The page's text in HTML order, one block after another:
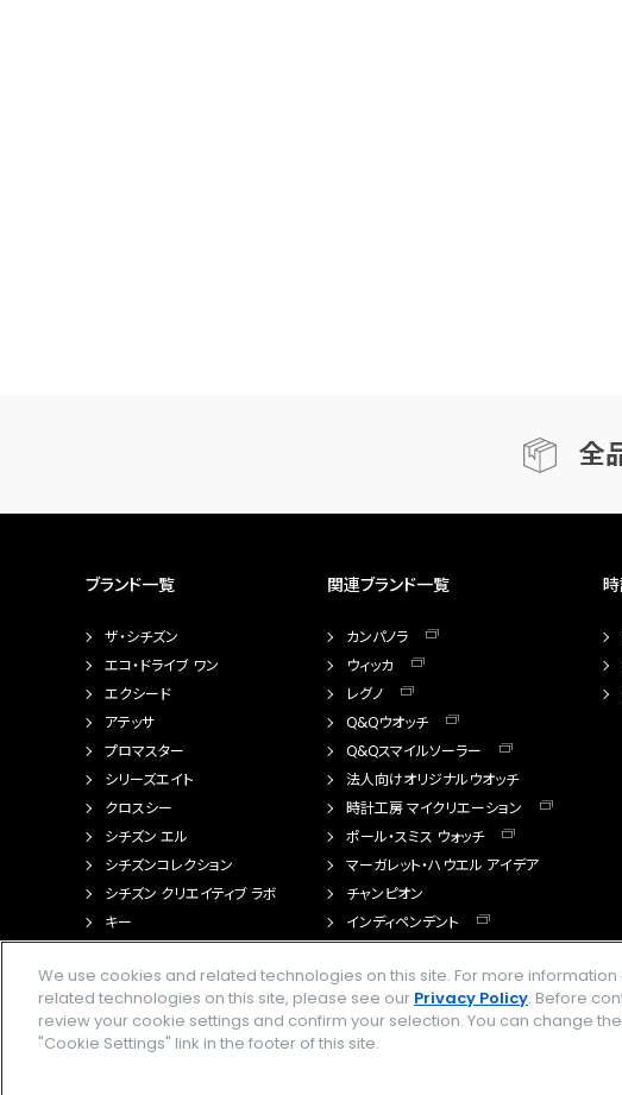
全
ブランド一覧
ザ・シチズン
エコ・ドライブ ワン
エクシード
アテッサ
プロマスター
シリーズエイト
クロスシー
シチズン エル
シチズンコレクション
シチズン クリエイティブ ラボ
キー
関連ブランド一覧
カンパノラ
ウィッカ
レグノ
Q&Qウオッチ
Q&Qスマイルソーラー
法人向けオリジナルウオッチ
時計工房 マイクリエーション
ポール・スミス ウォッチ
マーガレット・ハウエル アイデア
チャンピオン
インディペンデント
We use cookies and related technologies on this site. For more
related technologies on this site, please see our Privacy Policy. Before
review your cookie settings and confirm your selection. You can change
"Cookie Settings" link in the footer of this site.